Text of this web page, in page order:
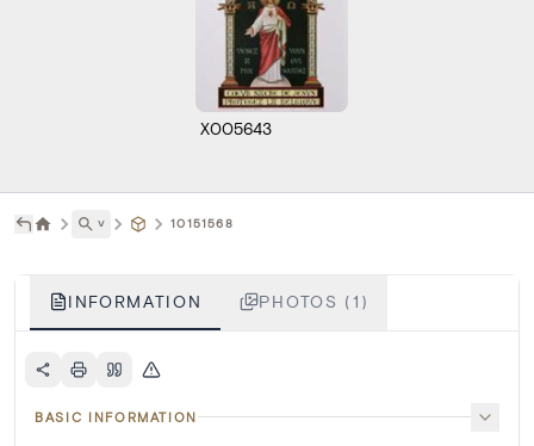
X005643
˅ 10151568
INFORMATION PHOTOS (1)
BASIC INFORMATION